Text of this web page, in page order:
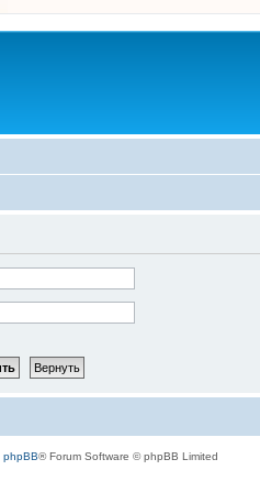
phpBB® Forum Software © phpBB Limited